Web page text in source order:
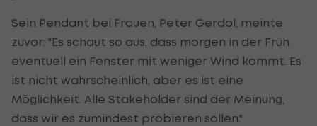
Sein Pendant bei Frauen, Peter Gerdol, meinte
zuvor: "Es schaut so aus, dass morgen in der Früh
eventuell ein Fenster mit weniger Wind kommt. Es
ist nicht wahrscheinlich, aber es ist eine
Möglichkeit. Alle Stakeholder sind der Meinung,
dass wir es zumindest probieren sollen."